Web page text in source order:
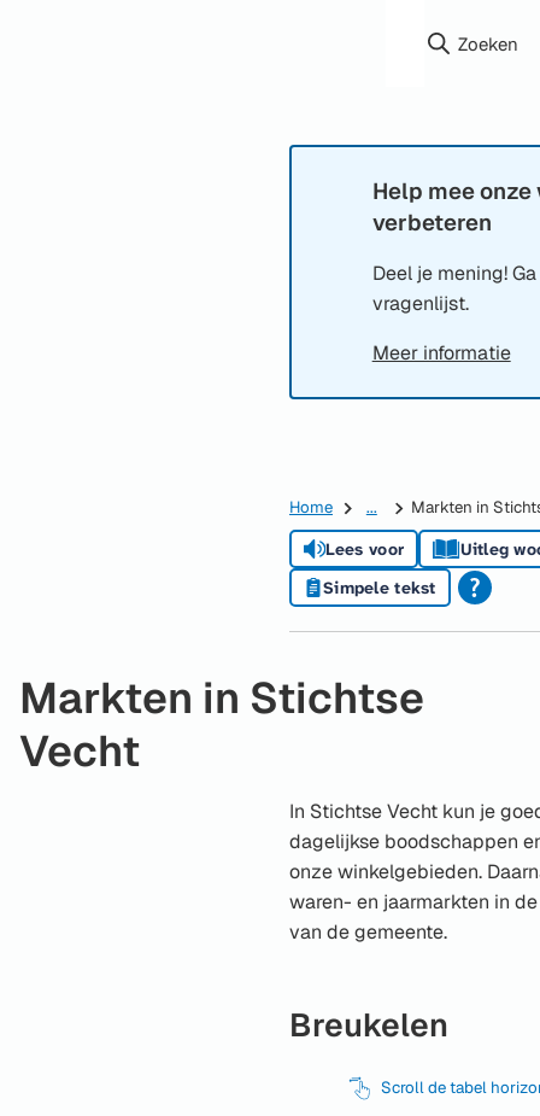
Zoeken
Informatie:
Help mee
verbeteren
Deel je mening!
vragenlijst.
Meer informatie
Home ... Markten in
Lees voor
Uitleg
Simpele tekst
Markten in Stichtse
Vecht
In Stichtse Vecht kun je
dagelijkse boodschappen
onze winkelgebieden.
waren- en jaarmarkten in
van de gemeente.
Breukelen
Scroll de tabel